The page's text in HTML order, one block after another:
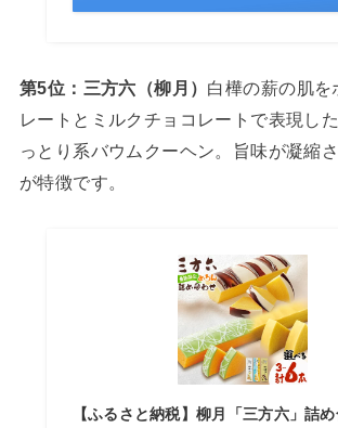
第5位：三方六（柳月） 白樺の薪の肌を
レートとミルクチョコレートで表現し
っとり系バウムクーヘン。旨味が凝縮
が特徴です。
【ふるさと納税】柳月「三方六」詰